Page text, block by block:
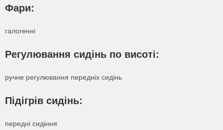
Фари:
галогенні
Регулювання сидінь по висоті:
ручне регулювання передніх сидінь
Підігрів сидінь:
передні сидіння
Заказать звонок
Заполните форму ниже и мы свяжемся с вами.
Или позвоните нам:
077 074 7779
Ваше имя
Написать на почту
Ваше сообщение
Получить консультацию
Заполните форму ниже и мы свяжемся с вами.
Или позвоните нам:
077 074 7779
Ваше имя
Заполните форму ниже и мы свяжемся с вами.
077 074 7779
Ваше имя